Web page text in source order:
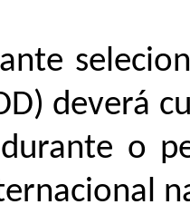
deverá
o